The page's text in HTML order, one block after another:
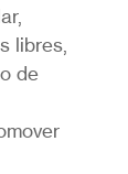
libres,
de